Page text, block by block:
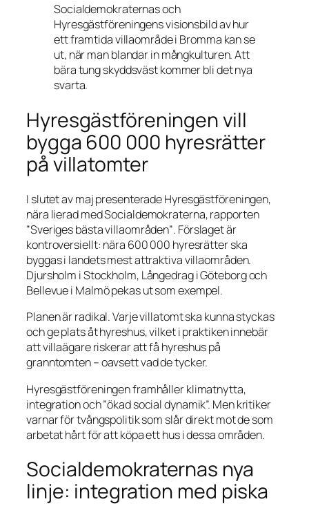
Socialdemokraternas och
Hyresgästföreningens visionsbild av hur
ett framtida villaområde i Bromma kan se
ut, när man blandar in mångkulturen. Att
bära tung skyddsväst kommer bli det nya
svarta.
Hyresgästföreningen vill
bygga 600 000 hyresrätter
på villatomter
I slutet av maj presenterade Hyresgästföreningen,
nära lierad med Socialdemokraterna, rapporten
”Sveriges bästa villaområden”. Förslaget är
kontroversiellt: nära 600 000 hyresrätter ska
byggas i landets mest attraktiva villaområden.
Djursholm i Stockholm, Långedrag i Göteborg och
Bellevue i Malmö pekas ut som exempel.
Planen är radikal. Varje villatomt ska kunna styckas
och ge plats åt hyreshus, vilket i praktiken innebär
att villaägare riskerar att få hyreshus på
granntomten – oavsett vad de tycker.
Hyresgästföreningen framhåller klimatnytta,
integration och ”ökad social dynamik”. Men kritiker
varnar för tvångspolitik som slår direkt mot de som
arbetat hårt för att köpa ett hus i dessa områden.
Socialdemokraternas nya
linje: integration med piska